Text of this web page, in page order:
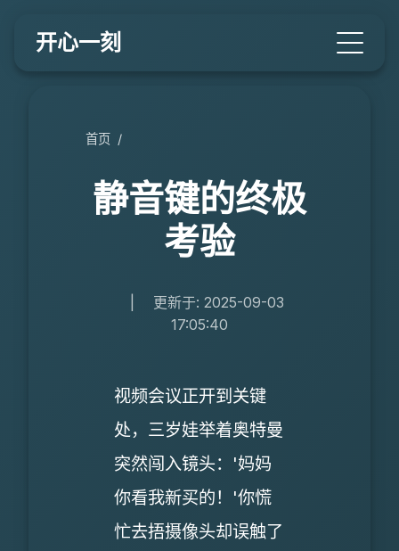
开心一刻
首页 /
静音键的终极
考验
更新于: 2025-09-03
17:05:40
视频会议正开到关键
处，三岁娃举着奥特曼
突然闯入镜头：'妈妈
你看我新买的！'你慌
忙去捂摄像头却误触了